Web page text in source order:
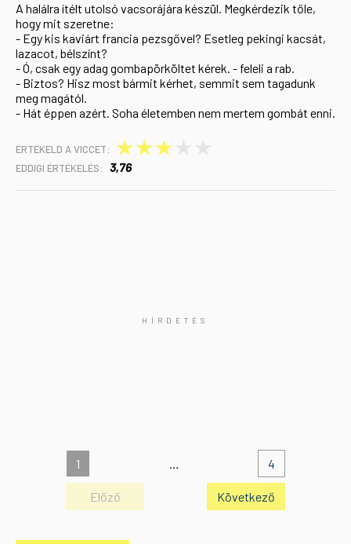
A halálra ítélt utolsó vacsorájára készül. Megkérdezik tőle,
hogy mit szeretne:
- Egy kis kaviárt francia pezsgővel? Esetleg pekingi kacsát,
lazacot, bélszínt?
- Ó, csak egy adag gombapörköltet kérek. - feleli a rab.
- Biztos? Hisz most bármit kérhet, semmit sem tagadunk
meg magától.
- Hát éppen azért. Soha életemben nem mertem gombát enni.
ÉRTÉKELD A VICCET: ★
★
★
EDDIGI ÉRTÉKELÉS: 3,76
Előző
1 … 4
Következő